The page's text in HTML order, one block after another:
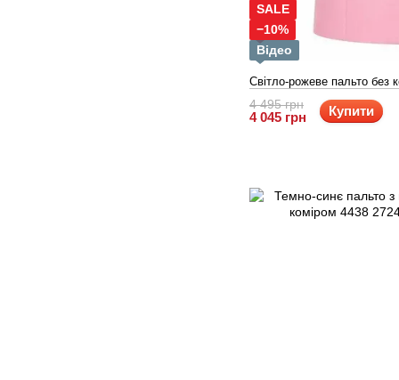
SALE
−10%
Відео
Світло-рожеве пальто без
4 495 грн
4 045 грн Купити